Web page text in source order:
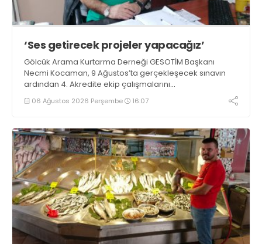
‘Ses getirecek projeler yapacağız’
Gölcük Arama Kurtarma Derneği GESOTİM Başkanı
Necmi Kocaman, 9 Ağustos’ta gerçekleşecek sınavın
ardından 4. Akredite ekip çalışmalarını
tamamlayacaklarını ifade ederek açıklamalarda
bulundu. Kocaman, “Gölcük’te ve Kocaeli genelinde ses
06 Ağustos 2026 Perşembe 16:07